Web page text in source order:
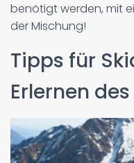
benötigt werden, mit
der Mischung!
Tipps für
Erlernen